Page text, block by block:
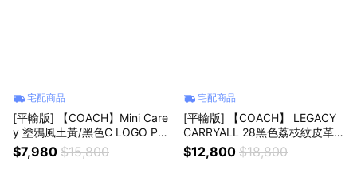
宅配商品
[平輸版] 【COACH】Mini Care
y 塗鴉風土黃/黑色C LOGO PVC
雙層相機包 真品平輸
$7,980 $15,800
宅配商品
[平輸版] 【COACH】 LEGACY
CARRYALL 28黑色荔枝紋皮革
三層手提/肩斜背包 真品平輸
$12,800 $18,800